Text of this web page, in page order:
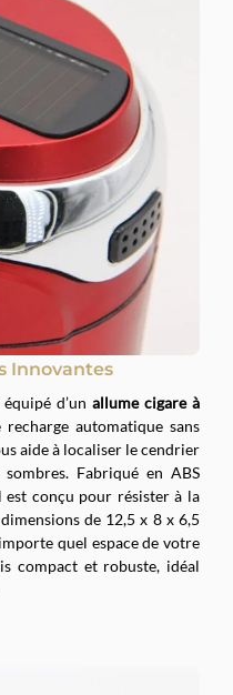
Innovantes
d’un allume cigare à
automatique sans
aide à localiser le cendrier
Fabriqué en ABS
conçu pour résister à la
de 12,5 x 8 x 6,5
quel espace de votre
compact et robuste, idéal